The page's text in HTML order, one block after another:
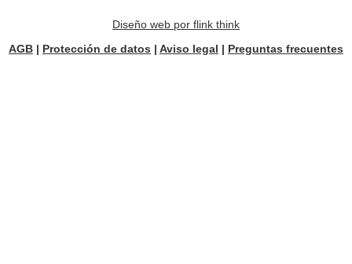
Diseño web por flink think
AGB | Protección de datos | Aviso legal | Preguntas frecuentes